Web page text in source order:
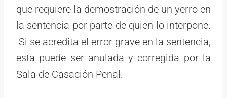
que requiere la demostración de un yerro en
la sentencia por parte de quien lo interpone.
Si se acredita el error grave en la sentencia,
esta puede ser anulada y corregida por la
Sala de Casación Penal.